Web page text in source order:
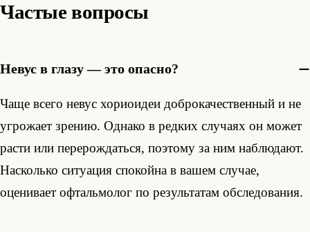
Частые вопросы
Невус в глазу — это опасно?
Чаще всего невус хориоидеи доброкачественный и не
угрожает зрению. Однако в редких случаях он может
расти или перерождаться, поэтому за ним наблюдают.
Насколько ситуация спокойна в вашем случае,
оценивает офтальмолог по результатам обследования.